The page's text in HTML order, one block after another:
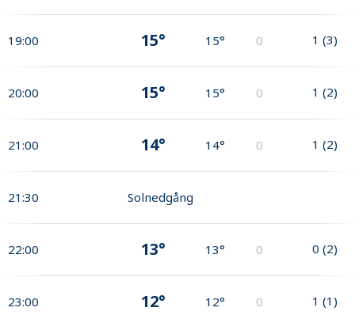
19:00 15° 15° 0 1 (3)
20:00 15° 15° 0 1 (2)
21:00 14° 14° 0 1 (2)
21:30 Solnedgång
22:00 13° 13° 0 0 (2)
23:00 12° 12° 0 1 (1)